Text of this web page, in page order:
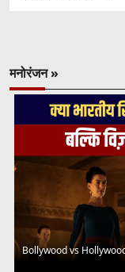
मनोरंजन »
Bollywood vs Hollywood